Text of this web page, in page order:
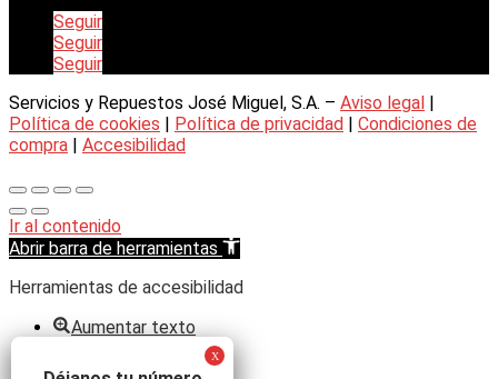
Seguir
Seguir
Seguir
Servicios y Repuestos José Miguel, S.A. – Aviso legal |
Política de cookies | Política de privacidad | Condiciones de
compra | Accesibilidad
Ir al contenido
Abrir barra de herramientas
Herramientas de accesibilidad
Aumentar texto
Escala de grises